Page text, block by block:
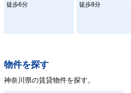
徒歩6分
徒歩8分
物件を探す
神奈川県の賃貸物件を探す。